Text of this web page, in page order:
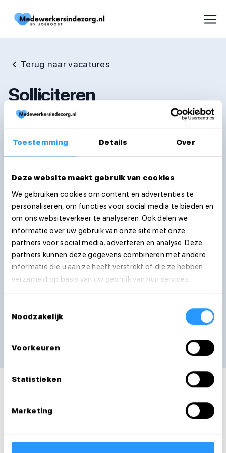
Toestemming Details Over
Deze website maakt gebruik van cookies
We gebruiken cookies om content en advertenties te
personaliseren, om functies voor social media te bieden en
om ons websiteverkeer te analyseren. Ook delen we
informatie over uw gebruik van onze site met onze
partners voor social media, adverteren en analyse. Deze
partners kunnen deze gegevens combineren met andere
informatie die u aan ze heeft verstrekt of die ze hebben
verzameld op basis van uw gebruik van hun services.
Noodzakelijk
Voorkeuren
Statistieken
Marketing
Terug naar vacatures
Solliciteren
E-mailadres
Telefoonnummer
Dienstverbanden